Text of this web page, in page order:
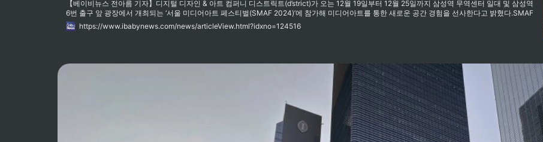
【베이비뉴스 전아름 기자】디지털 디자인 & 아트 컴퍼니 디스트릭트(d’strict)가 오는 12월 19일부터 12월 25일까지 삼성역 무역센터 일대 및 삼성역
6번 출구 앞 광장에서 개최되는 ‘서울 미디어아트 페스티벌(SMAF 2024)’에 참가해 미디어아트를 통한 새로운 공간 경험을 선사한다고 밝혔다.SMAF
2024는 강남구 옥외광고물 자유표시구역 내 대형 전광판과 광장을 활용하여 일반 시민들에게 새로운 형태의 문화예술을 즐길 수 있는 기회를 제공하
고자 마련된 행사다. 디스트릭트는 2022년부터 세 번째로 이번 페스티벌에 참가한
https://www.ibabynews.com/news/articleView.html?idxno=124516